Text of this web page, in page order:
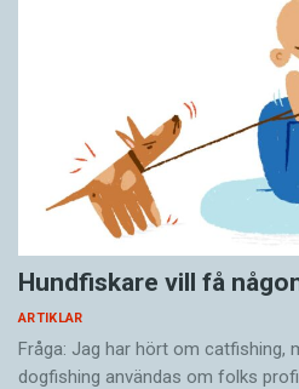
Hundfiskare vill få
ARTIKLAR
Fråga: Jag har hört om catfishing,
dogfishing användas om folks